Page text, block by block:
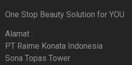
One Stop Beauty Solution for YOU
Alamat :
PT Raime Konata Indonesia
Sona Topas Tower